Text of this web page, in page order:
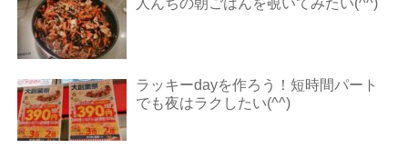
人んちの朝ごはんを覗いてみたい(^^)
ラッキーdayを作ろう！短時間パート
でも夜はラクしたい(^^)